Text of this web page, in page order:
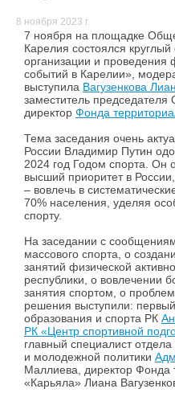
8 ноября 2023 г.
7 ноября на площадке
Карелия состоялся
организации и проведения
событий в Карелии»,
выступила Вагузенкова
заместитель
директор Фонда
Тема заседания очень
России Владимир Путин
2024 год Годом спорта. Он
высший приоритет в
– вовлечь в
70% населения, уделяя
спорту.
На заседании с
массового спорта, о
занятий физической
республики, о вовлечении
занятия спортом, о
решения выступили:
образования и спорта РК
РК «Центр спортивной
главный специалист
и молодежной политики
Маллиева, директор Фонда
«Карьяла» Лиана